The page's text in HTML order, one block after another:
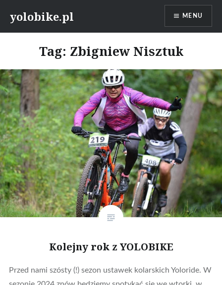
yolobike.pl MENU
Tag: Zbigniew Nisztuk
Kolejny rok z YOLOBIKE
Przed nami szósty (!) sezon ustawek kolarskich Yoloride. W